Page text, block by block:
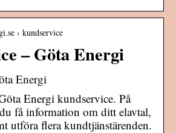
› kundservice
– Göta Energi
Energi
Energi kundservice. På
få information om ditt elavtal,
utföra flera kundtjänstärenden.